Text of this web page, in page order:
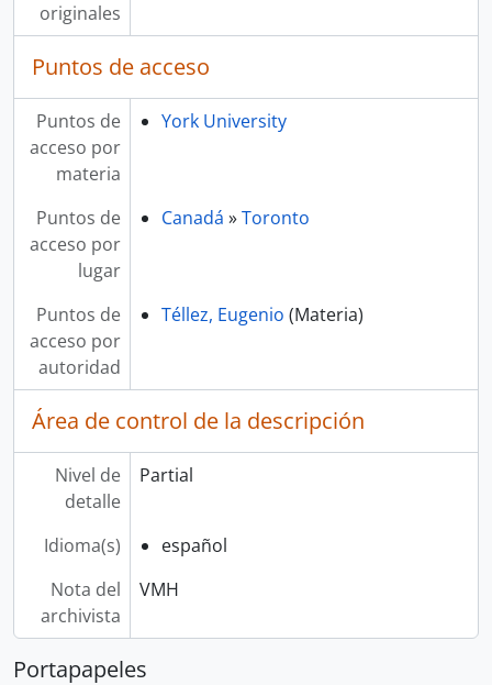
originales
Puntos de acceso
Puntos de
acceso por
materia
York University
Puntos de
acceso por
lugar
Canadá »Toronto
Puntos de
acceso por
autoridad
Téllez, Eugenio (Materia)
Área de control de la descripción
Nivel de
detalle
Partial
Idioma(s)
español
Nota del
archivista
VMH
Portapapeles